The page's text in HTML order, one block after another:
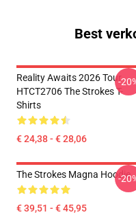
Best
Reality Awaits 2026 Tour
HTCT2706 The Strokes T-
Shirts
€ 24,38 - € 28,06
-
The Strokes Magna Hoodie
€ 39,51 - € 45,95
-